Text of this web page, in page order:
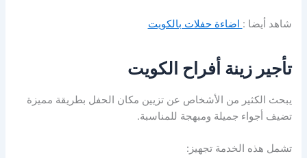
شاهد أيضا : اضاءة حفلات بالكويت
تأجير زينة أفراح الكويت
يبحث الكثير من الأشخاص عن تزيين مكان الحفل بطريقة مميزة
تضيف أجواء جميلة ومبهجة للمناسبة.
تشمل هذه الخدمة تجهيز: